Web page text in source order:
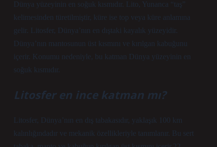
Dünya yüzeyinin en soğuk kısmıdır. Lito, Yunanca “taş”
kelimesinden türetilmiştir, küre ise top veya küre anlamına
gelir. Litosfer, Dünya’nın en dıştaki kayalık yüzeyidir.
Dünya’nın mantosunun üst kısmını ve kırılgan kabuğunu
içerir. Konumu nedeniyle, bu katman Dünya yüzeyinin en
soğuk kısmıdır.
Litosfer en ince katman mı?
Litosfer, Dünya’nın en dış tabakasıdır, yaklaşık 100 km
kalınlığındadır ve mekanik özellikleriyle tanımlanır. Bu sert